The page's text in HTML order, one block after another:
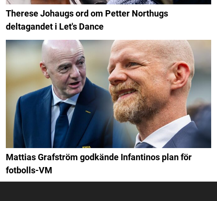
Therese Johaugs ord om Petter Northugs
deltagandet i Let's Dance
Mattias Grafström godkände Infantinos plan för
fotbolls-VM